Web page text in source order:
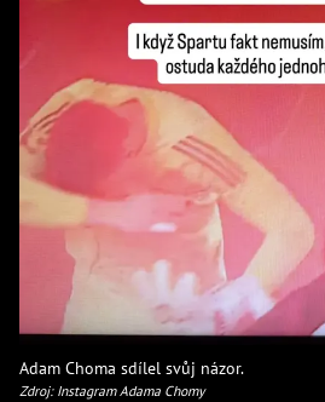
Adam Choma sdílel svůj názor.
Zdroj: Instagram Adama Chomy